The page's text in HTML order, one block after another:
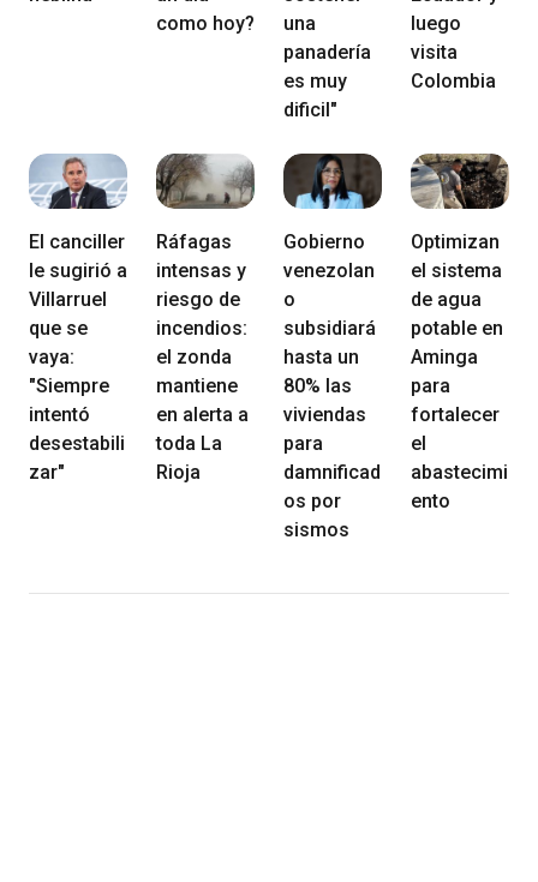
como hoy?
una
panadería
es muy
dificil"
luego
visita
Colombia
El canciller
le sugirió a
Villarruel
que se
vaya:
"Siempre
intentó
desestabili
zar"
Ráfagas
intensas y
riesgo de
incendios:
el zonda
mantiene
en alerta a
toda La
Rioja
Gobierno
venezolan
o
subsidiará
hasta un
80% las
viviendas
para
damnificad
os por
sismos
Optimizan
el sistema
de agua
potable en
Aminga
para
fortalecer
el
abastecimi
ento